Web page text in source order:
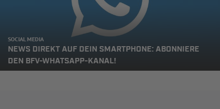
SOCIAL MEDIA
NEWS DIREKT AUF DEIN SMARTPHONE: ABONNIERE
DEN BFV-WHATSAPP-KANAL!